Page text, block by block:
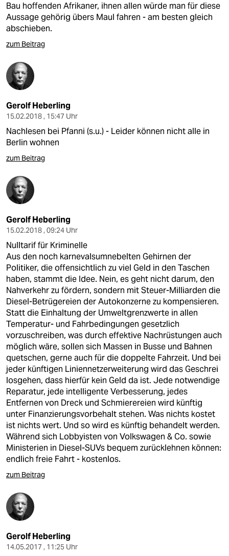
Bau hoffenden Afrikaner, ihnen allen würde man für diese
Aussage gehörig übers Maul fahren - am besten gleich
abschieben.
zum Beitrag
Gerolf Heberling
15.02.2018 , 15:47 Uhr
Nachlesen bei Pfanni (s.u.) - Leider können nicht alle in
Berlin wohnen
zum Beitrag
Gerolf Heberling
15.02.2018 , 09:24 Uhr
Nulltarif für Kriminelle
Aus den noch karnevalsumnebelten Gehirnen der
Politiker, die offensichtlich zu viel Geld in den Taschen
haben, stammt die Idee. Nein, es geht nicht darum, den
Nahverkehr zu fördern, sondern mit Steuer-Milliarden die
Diesel-Betrügereien der Autokonzerne zu kompensieren.
Statt die Einhaltung der Umweltgrenzwerte in allen
Temperatur- und Fahrbedingungen gesetzlich
vorzuschreiben, was durch effektive Nachrüstungen auch
möglich wäre, sollen sich Massen in Busse und Bahnen
quetschen, gerne auch für die doppelte Fahrzeit. Und bei
jeder künftigen Liniennetzerweiterung wird das Geschrei
losgehen, dass hierfür kein Geld da ist. Jede notwendige
Reparatur, jede intelligente Verbesserung, jedes
Entfernen von Dreck und Schmierereien wird künftig
unter Finanzierungsvorbehalt stehen. Was nichts kostet
ist nichts wert. Und so wird es künftig behandelt werden.
Während sich Lobbyisten von Volkswagen & Co. sowie
Ministerien in Diesel-SUVs bequem zurücklehnen können:
endlich freie Fahrt - kostenlos.
zum Beitrag
Gerolf Heberling
14.05.2017 , 11:25 Uhr